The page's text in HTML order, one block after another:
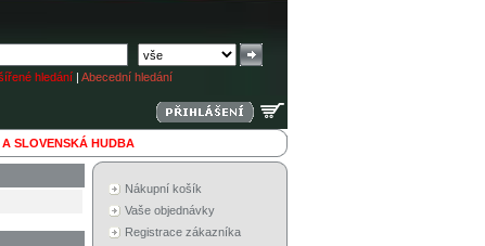
hledání | Abecední hledání
SLOVENSKÁ HUDBA
Nákupní košík
Vaše objednávky
Registrace zákazníka